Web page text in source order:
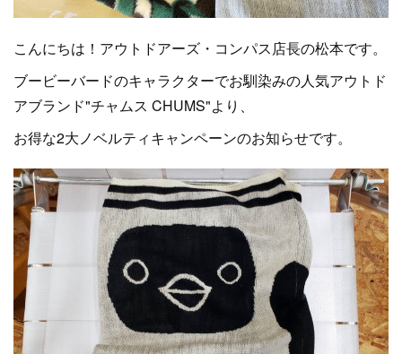
こんにちは！アウトドアーズ・コンパス店長の松本です。
ブービーバードのキャラクターでお馴染みの人気アウトド
アブランド"チャムス CHUMS"より、
お得な2大ノベルティキャンペーンのお知らせです。